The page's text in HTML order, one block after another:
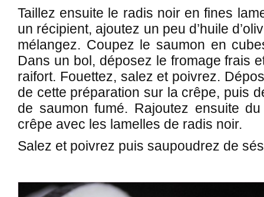
Taillez ensuite le radis noir en fines
un récipient, ajoutez un peu d’huile
mélangez. Coupez le saumon en
Dans un bol, déposez le fromage frais
raifort. Fouettez, salez et poivrez.
de cette préparation sur la crêpe, puis
de saumon fumé. Rajoutez ensuite
crêpe avec les lamelles de radis noir.
Salez et poivrez puis saupoudrez de